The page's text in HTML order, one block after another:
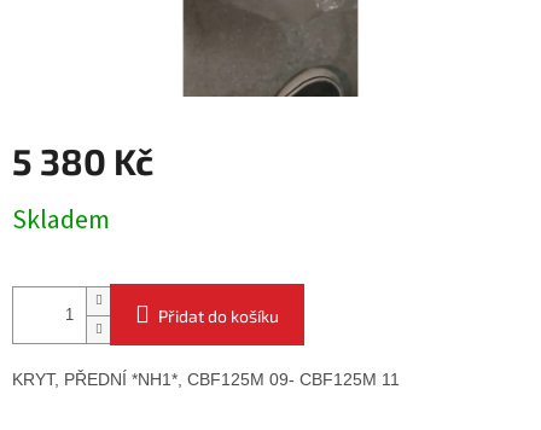
5 380 Kč
cena:
Skladem
Přidat do košíku
KRYT, PŘEDNÍ *NH1*, CBF125M 09- CBF125M 11